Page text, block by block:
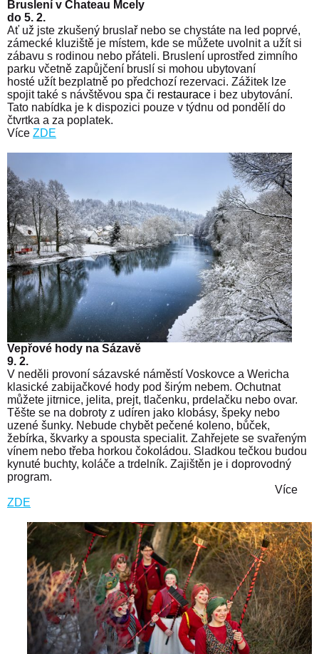
Bruslení v Chateau Mcely
do 5. 2.
Ať už jste zkušený bruslař nebo se chystáte na led poprvé,
zámecké kluziště je místem, kde se můžete uvolnit a užít si
zábavu s rodinou nebo přáteli. Bruslení uprostřed zimního
parku včetně zapůjčení bruslí si mohou ubytovaní
hosté užít bezplatně po předchozí rezervaci. Zážitek lze
spojit také s návštěvou spa či restaurace i bez ubytování.
Tato nabídka je k dispozici pouze v týdnu od pondělí do
čtvrtka a za poplatek.
Více ZDE
Vepřové hody na Sázavě
9. 2.
V neděli provoní sázavské náměstí Voskovce a Wericha
klasické zabijačkové hody pod širým nebem. Ochutnat
můžete jitrnice, jelita, prejt, tlačenku, prdelačku nebo ovar.
Těšte se na dobroty z udíren jako klobásy, špeky nebo
uzené šunky. Nebude chybět pečené koleno, bůček,
žebírka, škvarky a spousta specialit. Zahřejete se svařeným
vínem nebo třeba horkou čokoládou. Sladkou tečkou budou
kynuté buchty, koláče a trdelník. Zajištěn je i doprovodný
program.
Více
ZDE